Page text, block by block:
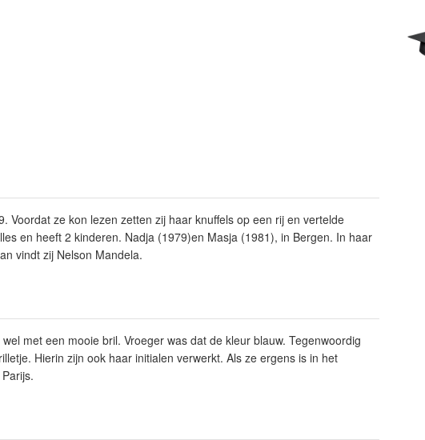
Voordat ze kon lezen zetten zij haar knuffels op een rij en vertelde
en heeft 2 kinderen. Nadja (1979)en Masja (1981), in Bergen. In haar
vindt zij Nelson Mandela.
met een mooie bril. Vroeger was dat de kleur blauw. Tegenwoordig
Hierin zijn ook haar initialen verwerkt. Als ze ergens is in het